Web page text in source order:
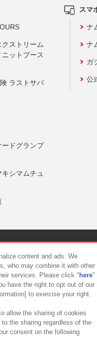
ストリーム
ットブース
ラストサバ
ードグランプ
シマムチュ
スマ
ナ
ナ
ガ
公
スタマーハラスメント対応方針
content and ads. We
who may combine it with other
services. Please click " here"
have the right to opt out of our
to exercise your right.
allow the sharing of cookies
the sharing regardless of the
consent on the following